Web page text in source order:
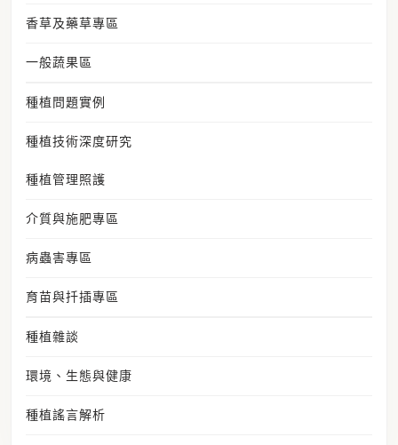
香草及藥草專區
一般蔬果區
種植問題實例
種植技術深度研究
種植管理照護
介質與施肥專區
病蟲害專區
育苗與扦插專區
種植雜談
環境、生態與健康
種植謠言解析